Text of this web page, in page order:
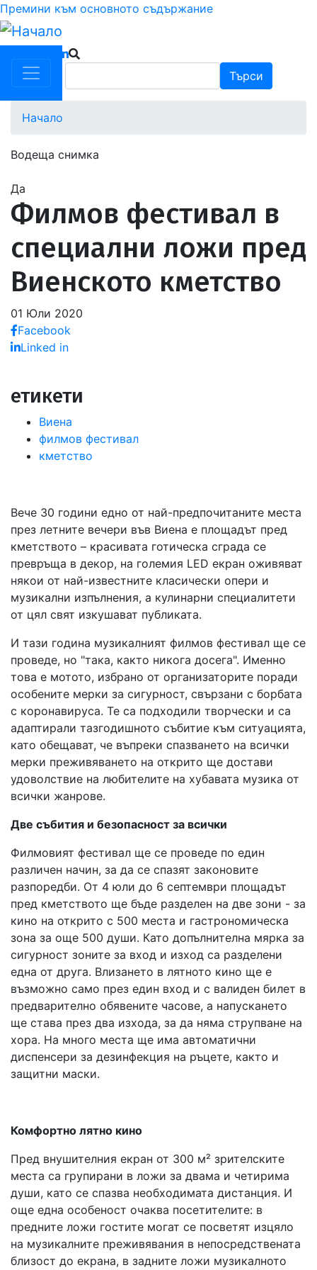
Премини към основното съдържание
Търси
Начало
Водеща снимка
Да
Филмов фестивал в
специални ложи пред
Виенското кметство
01 Юли 2020
Facebook
Linked in
етикети
Виена
филмов фестивал
кметство
Вече 30 години едно от най-предпочитаните места
през летните вечери във Виена е площадът пред
кметството – красивата готическа сграда се
превръща в декор, на големия LED екран оживяват
някои от най-известните класически опери и
музикални изпълнения, а кулинарни специалитети
от цял свят изкушават публиката.
И тази година музикалният филмов фестивал ще се
проведе, но "така, както никога досега". Именно
това е мотото, избрано от организаторите поради
особените мерки за сигурност, свързани с борбата
с коронавируса. Те са подходили творчески и са
адаптирали тазгодишното събитие към ситуацията,
като обещават, че въпреки спазването на всички
мерки преживяването на открито ще достави
удоволствие на любителите на хубавата музика от
всички жанрове.
Две събития и безопасност за всички
Филмовият фестивал ще се проведе по един
различен начин, за да се спазят законовите
разпоредби. От 4 юли до 6 септември площадът
пред кметството ще бъде разделен на две зони - за
кино на открито с 500 места и гастрономическа
зона за още 500 души. Като допълнителна мярка за
сигурност зоните за вход и изход са разделени
една от друга. Влизането в лятното кино ще е
възможно само през един вход и с валиден билет в
предварително обявените часове, а напускането
ще става през два изхода, за да няма струпване на
хора. На много места ще има автоматични
диспенсери за дезинфекция на ръцете, както и
защитни маски.
Комфортно лятно кино
Пред внушителния екран от 300 м² зрителските
места са групирани в ложи за двама и четирима
души, като се спазва необходимата дистанция. И
още една особеност очаква посетителите: в
предните ложи гостите могат се посветят изцяло
на музикалните преживявания в непосредствената
близост до екрана, в задните ложи музикалното